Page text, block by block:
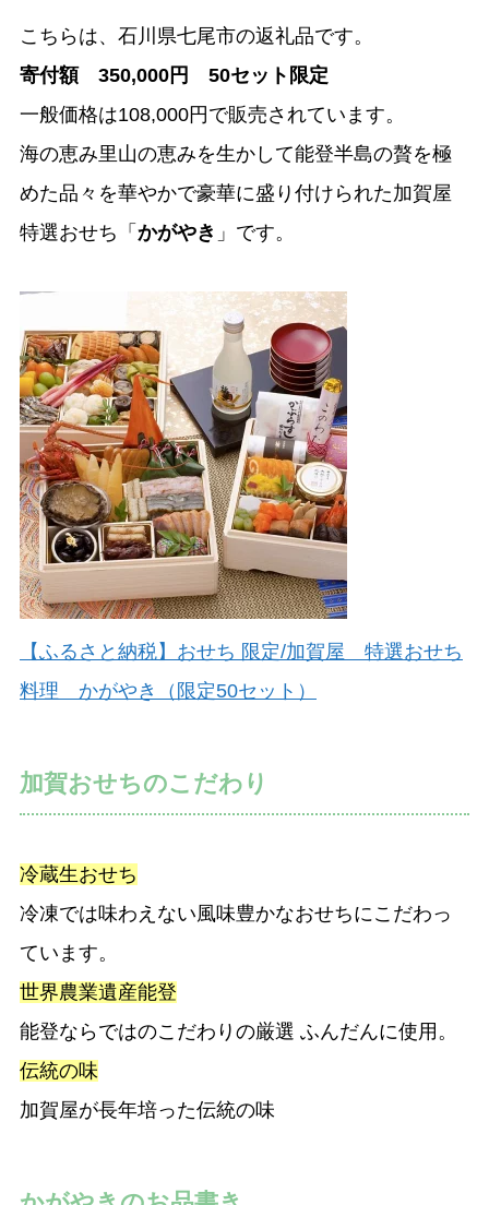
こちらは、石川県七尾市の返礼品です。
寄付額 350,000円 50セット限定
一般価格は108,000円で販売されています。
海の恵み里山の恵みを生かして能登半島の贅を極
めた品々を華やかで豪華に盛り付けられた加賀屋
特選おせち「 かがやき 」です。
【ふるさと納税】おせち 限定/加賀屋 特選おせち
料理 かがやき（限定50セット）
加賀おせちのこだわり
冷蔵生おせち
冷凍では味わえない風味豊かなおせちにこだわっ
ています。
世界農業遺産能登
能登ならではのこだわりの厳選 ふんだんに使用。
伝統の味
加賀屋が長年培った伝統の味